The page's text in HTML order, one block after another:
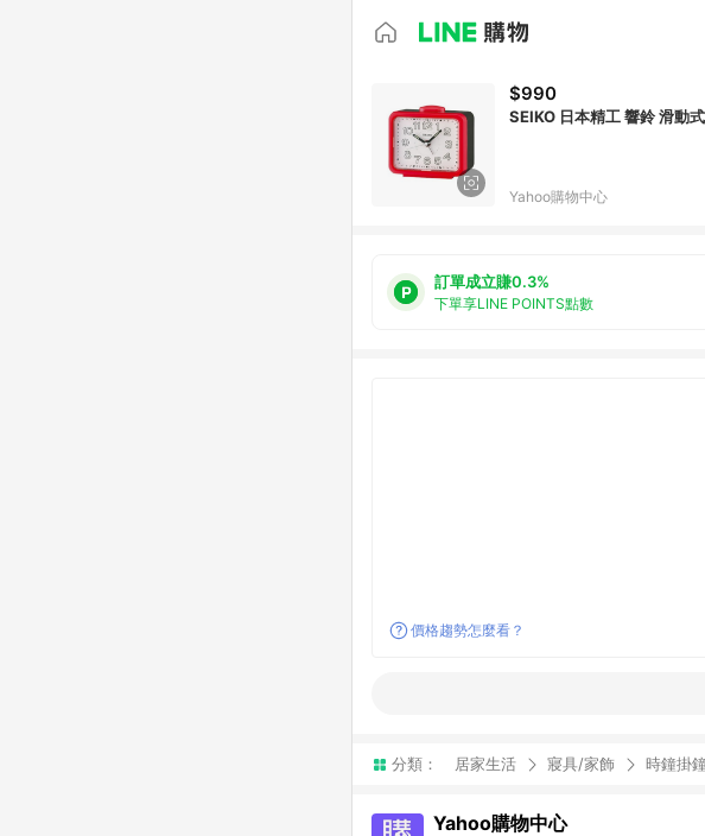
$990
SEIKO 日本精工 響鈴 滑動
Yahoo購物中心
訂單成立賺0.3%
下單享LINE POINTS點數
價格趨勢怎麼看？
分類： 居家生活 寢具/家飾 時鐘掛
Yahoo購物中心